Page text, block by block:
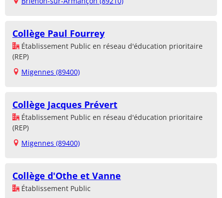
Collège Paul Fourrey
Établissement Public en réseau d'éducation prioritaire
(REP)
Migennes (89400)
Collège Jacques Prévert
Établissement Public en réseau d'éducation prioritaire
(REP)
Migennes (89400)
Collège d'Othe et Vanne
Établissement Public